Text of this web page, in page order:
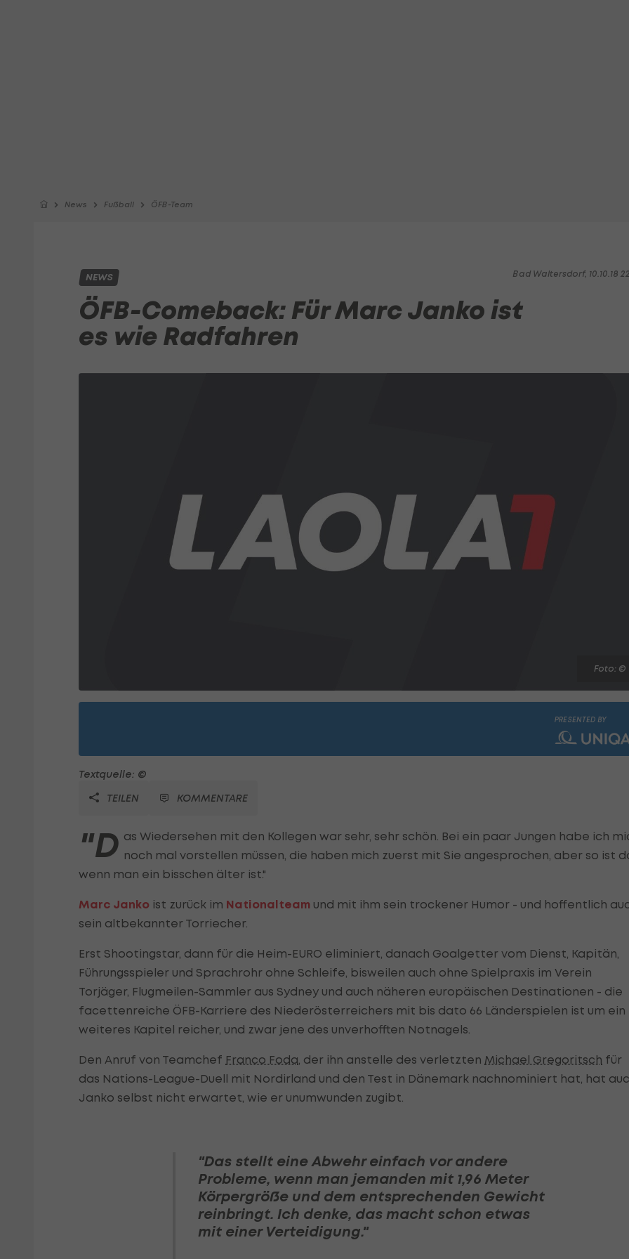
News Fußball ÖFB-Team
Bad Waltersdorf, 10.10.18
NEWS
ÖFB-Comeback: Für Marc Janko ist
es wie Radfahren
Foto: ©
PRESENTED BY
Textquelle: ©
TEILEN
KOMMENTARE
"D as Wiedersehen mit den Kollegen war sehr, sehr schön. Bei ein paar Jungen habe ich
noch mal vorstellen müssen, die haben mich zuerst mit Sie angesprochen, aber so ist
wenn man ein bisschen älter ist."
Marc Janko ist zurück im Nationalteam und mit ihm sein trockener Humor - und hoffentlich
sein altbekannter Torriecher.
Erst Shootingstar, dann für die Heim-EURO eliminiert, danach Goalgetter vom Dienst, Kapitän,
Führungsspieler und Sprachrohr ohne Schleife, bisweilen auch ohne Spielpraxis im Verein
Torjäger, Flugmeilen-Sammler aus Sydney und auch näheren europäischen Destinationen - die
facettenreiche ÖFB-Karriere des Niederösterreichers mit bis dato 66 Länderspielen ist um ein
weiteres Kapitel reicher, und zwar jene des unverhofften Notnagels.
Den Anruf von Teamchef Franco Foda, der ihn anstelle des verletzten Michael Gregoritsch für
das Nations-League-Duell mit Nordirland und den Test in Dänemark nachnominiert hat, hat
Janko selbst nicht erwartet, wie er unumwunden zugibt.
"Das stellt eine Abwehr einfach vor andere
Probleme, wenn man jemanden mit 1,96 Meter
Körpergröße und dem entsprechenden Gewicht
reinbringt. Ich denke, das macht schon etwas
mit einer Verteidigung."